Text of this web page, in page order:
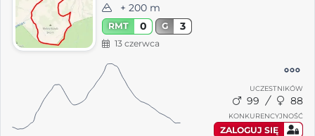
+ 200 m
RMT 0 G 3
13 czerwca
UCZESTNIKÓW
99 88
KONKURENCYJNOŚĆ
ZALOGUJ SIĘ